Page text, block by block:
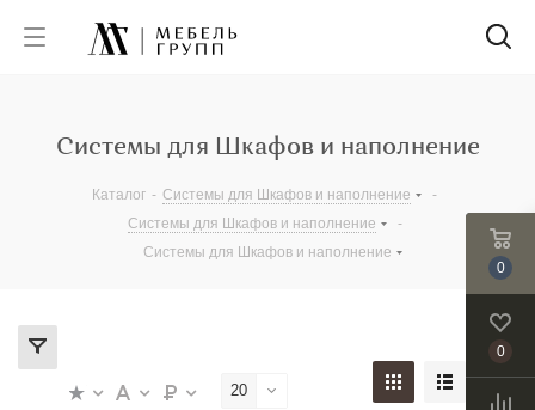
Системы для Шкафов и наполнение
Каталог - Системы для Шкафов и наполнение
-
Системы для Шкафов и наполнение
-
Системы для Шкафов и наполнение
20
0
0